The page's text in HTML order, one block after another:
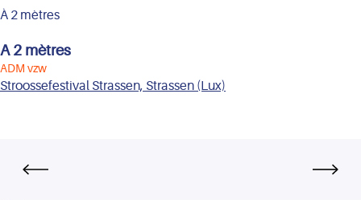
À 2 mètres
A 2 mètres
ADM vzw
Stroossefestival Strassen, Strassen (Lux)